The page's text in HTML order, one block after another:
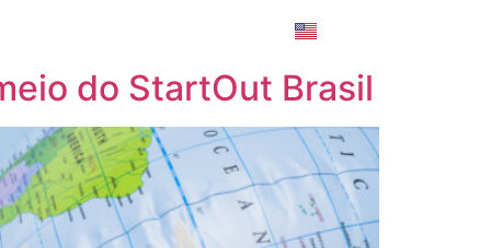
Contato
do StartOut Brasil